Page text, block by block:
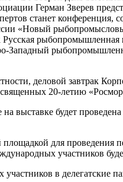
Герман Зверев
станет конференция,
«Новый
деловой завтрак
20-летию
выставке будет
для проведения
участников
в делегатские